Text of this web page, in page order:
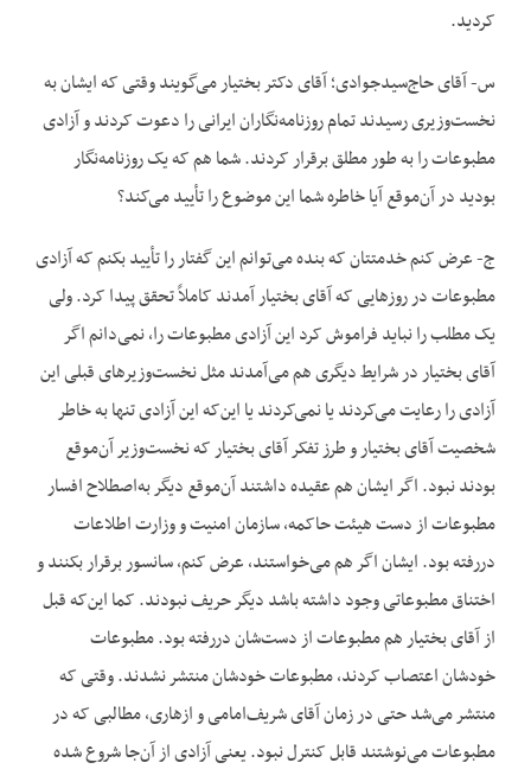
کردید.
س- آقای حاج‌سیدجوادی؛ آقای دکتر بختیار می‌گویند وقتی که ایشان به
نخست‌وزیری رسیدند تمام روزنامه‌نگاران ایرانی را دعوت کردند و آزادی
مطبوعات را به طور مطلق برقرار کردند. شما هم که یک روزنامه‌نگار
بودید در آن‌موقع آیا خاطره شما این موضوع را تأیید می‌کند؟
ج- عرض کنم خدمتتان که بنده می‌توانم این گفتار را تأیید بکنم که آزادی
مطبوعات در روزهایی که آقای بختیار آمدند کاملاً تحقق پیدا کرد. ولی
یک مطلب را نباید فراموش کرد این آزادی مطبوعات را، نمی‌دانم اگر
آقای بختیار در شرایط دیگری هم می‌آمدند مثل نخست‌وزیرهای قبلی این
آزادی را رعایت می‌کردند یا نمی‌کردند یا این‌که این آزادی تنها به خاطر
شخصیت آقای بختیار و طرز تفکر آقای بختیار که نخست‌وزیر آن‌موقع
بودند نبود. اگر ایشان هم عقیده داشتند آن‌موقع دیگر به‌اصطلاح افسار
مطبوعات از دست هیئت حاکمه، سازمان امنیت و وزارت اطلاعات
دررفته بود. ایشان اگر هم می‌خواستند، عرض کنم، سانسور برقرار بکنند و
اختناق مطبوعاتی وجود داشته باشد دیگر حریف نبودند. کما این‌که قبل
از آقای بختیار هم مطبوعات از دست‌شان دررفته بود. مطبوعات
خودشان اعتصاب کردند، مطبوعات خودشان منتشر نشدند. وقتی که
منتشر می‌شد حتی در زمان آقای شریف‌امامی و ازهاری، مطالبی که در
مطبوعات می‌نوشتند قابل کنترل نبود. یعنی آزادی از آن‌جا شروع شده